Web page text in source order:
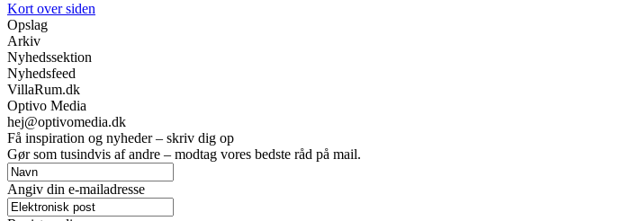
Kort over siden
Opslag
Arkiv
Nyhedssektion
Nyhedsfeed
VillaRum.dk
Optivo Media
hej@optivomedia.dk
Få inspiration og nyheder – skriv dig op
Gør som tusindvis af andre – modtag vores bedste råd på mail.
Angiv din e-mailadresse